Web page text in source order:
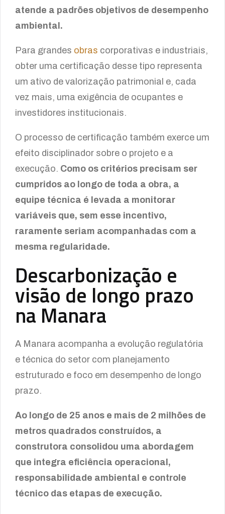
atende a padrões objetivos de desempenho
ambiental.
Para grandes obras corporativas e industriais,
obter uma certificação desse tipo representa
um ativo de valorização patrimonial e, cada
vez mais, uma exigência de ocupantes e
investidores institucionais.
O processo de certificação também exerce um
efeito disciplinador sobre o projeto e a
execução. Como os critérios precisam ser
cumpridos ao longo de toda a obra, a
equipe técnica é levada a monitorar
variáveis que, sem esse incentivo,
raramente seriam acompanhadas com a
mesma regularidade.
Descarbonização e
visão de longo prazo
na Manara
A Manara acompanha a evolução regulatória
e técnica do setor com planejamento
estruturado e foco em desempenho de longo
prazo.
Ao longo de 25 anos e mais de 2 milhões de
metros quadrados construídos, a
construtora consolidou uma abordagem
que integra eficiência operacional,
responsabilidade ambiental e controle
técnico das etapas de execução.